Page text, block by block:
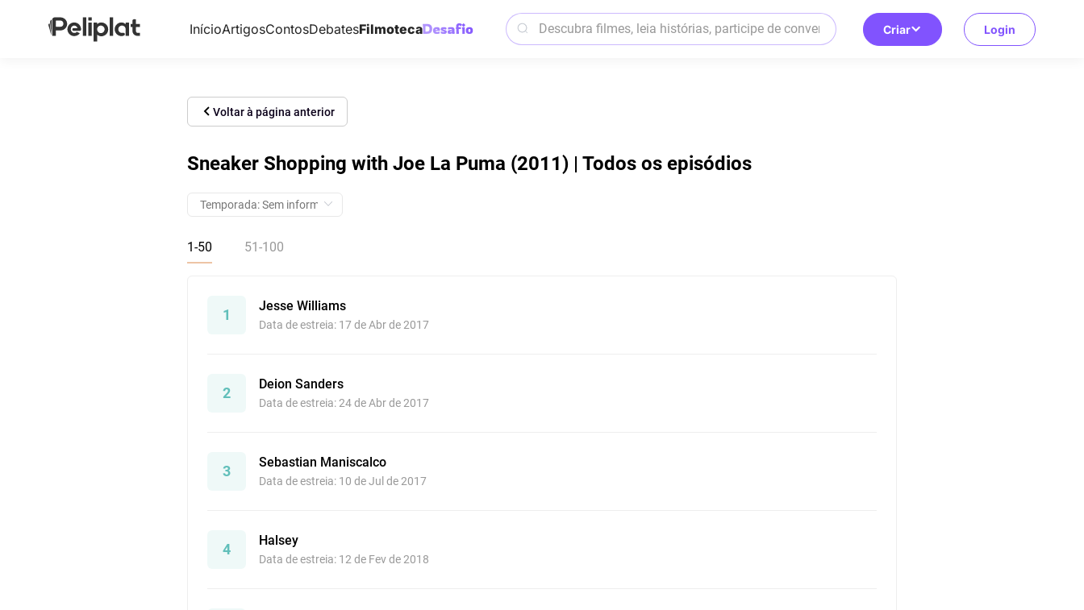
InícioArtigosContosDebatesFilmoteca Criar Login
Voltar à página anterior
Sneaker Shopping with Joe La Puma (2011) | Todos os episódios
1-50 51-100
1
Jesse Williams
Data de estreia: 17 de Abr de 2017
2
Deion Sanders
Data de estreia: 24 de Abr de 2017
3
Sebastian Maniscalco
Data de estreia: 10 de Jul de 2017
4
Halsey
Data de estreia: 12 de Fev de 2018